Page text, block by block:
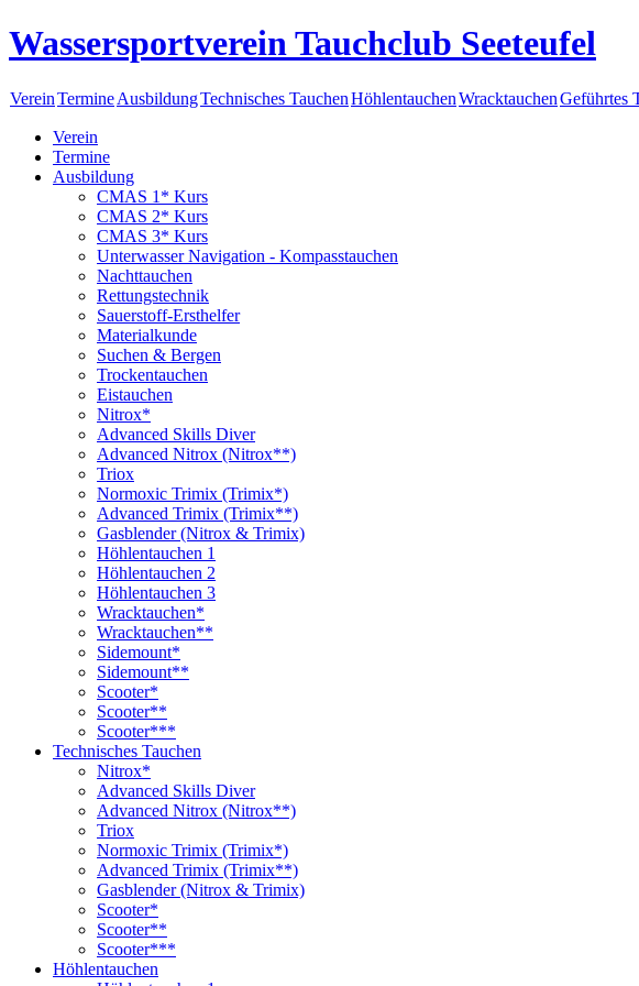
Wassersportverein Tauchclub Seeteufel
VereinTermineAusbildungTechnisches TauchenHöhlentauchenWracktauchenGeführtes
Verein
Termine
Ausbildung
CMAS 1* Kurs
CMAS 2* Kurs
CMAS 3* Kurs
Unterwasser Navigation - Kompasstauchen
Nachttauchen
Rettungstechnik
Sauerstoff-Ersthelfer
Materialkunde
Suchen & Bergen
Trockentauchen
Eistauchen
Nitrox*
Advanced Skills Diver
Advanced Nitrox (Nitrox**)
Triox
Normoxic Trimix (Trimix*)
Advanced Trimix (Trimix**)
Gasblender (Nitrox & Trimix)
Höhlentauchen 1
Höhlentauchen 2
Höhlentauchen 3
Wracktauchen*
Wracktauchen**
Sidemount*
Sidemount**
Scooter*
Scooter**
Scooter***
Technisches Tauchen
Nitrox*
Advanced Skills Diver
Advanced Nitrox (Nitrox**)
Triox
Normoxic Trimix (Trimix*)
Advanced Trimix (Trimix**)
Gasblender (Nitrox & Trimix)
Scooter*
Scooter**
Scooter***
Höhlentauchen